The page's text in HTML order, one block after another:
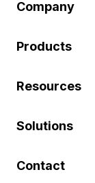
Company
Products
Resources
Solutions
Contact